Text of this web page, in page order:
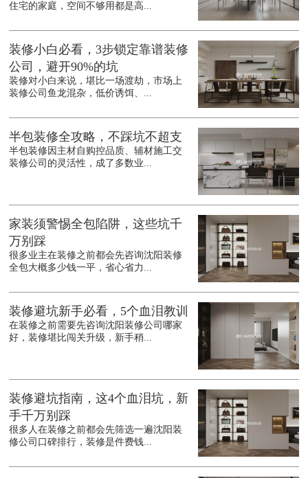
住宅的家庭，空间不够用都是高...
装修小白必看，3步锁定靠谱装修
公司，避开90%的坑
装修对小白来说，堪比一场渡劫，市场上
装修公司鱼龙混杂，低价诱饵、...
半包装修全攻略，不踩坑不超支
半包装修因主材自购控品质、辅材施工交
装修公司的灵活性，成了多数业...
家装须警惕全包陷阱，这些坑千
万别踩
很多业主在装修之前都会先咨询沈阳装修
全包大概多少钱一平，省心省力...
装修避坑新手必看，5个血泪教训
在装修之前需要先咨询沈阳装修公司哪家
好，装修堪比闯关升级，新手稍...
装修避坑指南，这4个血泪坑，新
手千万别踩
很多人在装修之前都会先筛选一遍沈阳装
修公司口碑排行，装修是件费钱...